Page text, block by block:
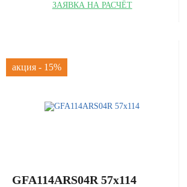
ЗАЯВКА НА РАСЧЁТ
акция - 15%
GFA114ARS04R 57x114